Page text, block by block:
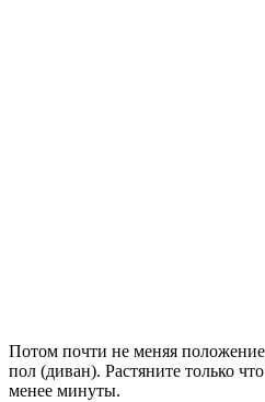
Потом почти не меняя
пол (диван). Растяните только
менее минуты.